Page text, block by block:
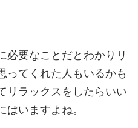
必要なことだとわかりリ
ってくれた人もいるかも
リラックスをしたらいい
いますよね。